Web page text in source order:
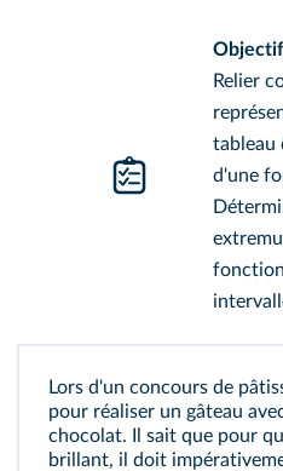
Relier
tableau
d'une
Lors d'un concours de
pour réaliser un gâteau
chocolat. Il sait que pour
brillant, il doit